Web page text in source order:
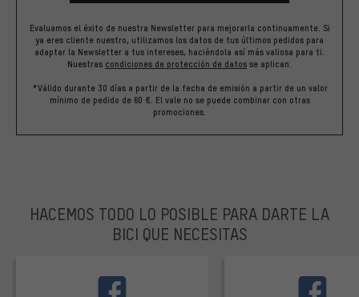
Evaluamos el éxito de nuestra Newsletter para mejorarla continuamente. Si
ya eres cliente nuestro, utilizamos los datos de tus últimos pedidos para
adaptar la Newsletter a tus intereses, haciéndola así más valiosa para ti.
Nuestras condiciones de protección de datos se aplican.
*Válido durante 30 días a partir de la fecha de emisión a partir de un valor
mínimo de pedido de 60 €. El vale no se puede combinar con otras
promociones.
HACEMOS TODO LO POSIBLE PARA DARTE LA
BICI QUE NECESITAS